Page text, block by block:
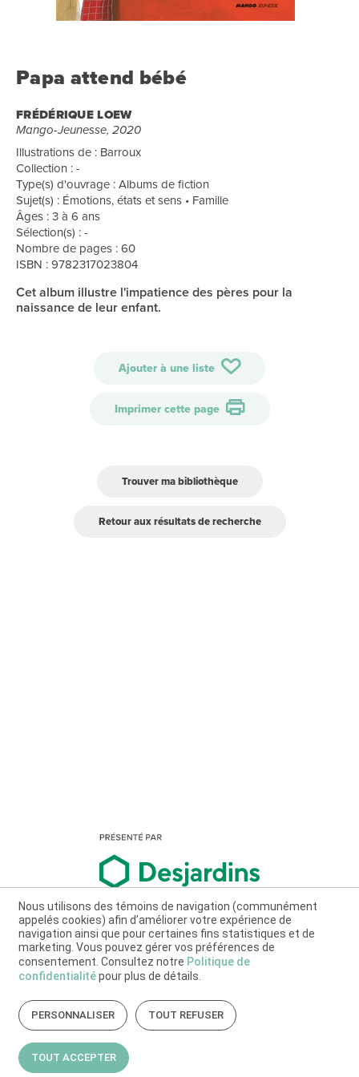
Papa attend bébé
FRÉDÉRIQUE LOEW
Mango-Jeunesse, 2020
Illustrations de : Barroux
Collection : -
Type(s) d'ouvrage : Albums de fiction
Sujet(s) : Émotions, états et sens • Famille
Âges : 3 à 6 ans
Sélection(s) : -
Nombre de pages : 60
ISBN : 9782317023804
Cet album illustre l'impatience des pères pour la
naissance de leur enfant.
Ajouter à une liste
Imprimer cette page
Trouver ma bibliothèque
Retour aux résultats de recherche
Nous utilisons des témoins de navigation (communément
appelés cookies) afin d’améliorer votre expérience de
navigation ainsi que pour certaines fins statistiques et de
marketing. Vous pouvez gérer vos préférences de
consentement. Consultez notre Politique de
confidentialitépour plus de détails.
PERSONNALISER TOUT REFUSER
TOUT ACCEPTER